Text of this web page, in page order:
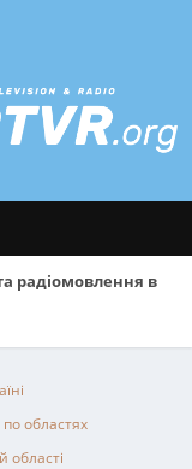
радіомовлення в
по областях
області